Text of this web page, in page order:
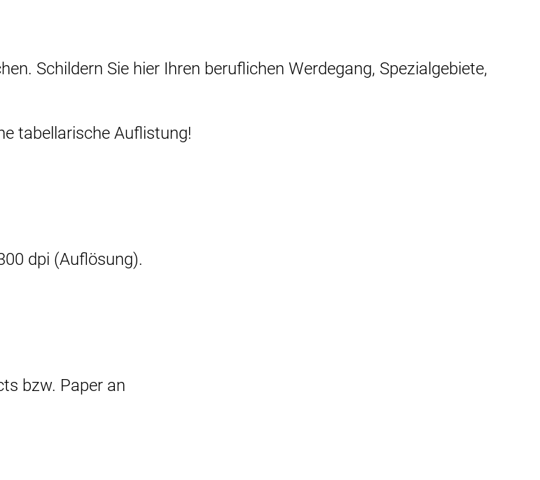
Schildern Sie hier Ihren beruflichen Werdegang, Spezialgebiete,
tabellarische Auflistung!
dpi (Auflösung).
bzw. Paper an